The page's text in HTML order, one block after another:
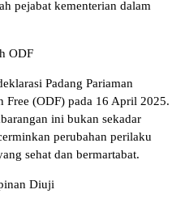
pejabat kementerian dalam
ODF
Padang Pariaman
Free (ODF) pada 16 April 2025.
ini bukan sekadar
perubahan perilaku
sehat dan bermartabat.
Diuji